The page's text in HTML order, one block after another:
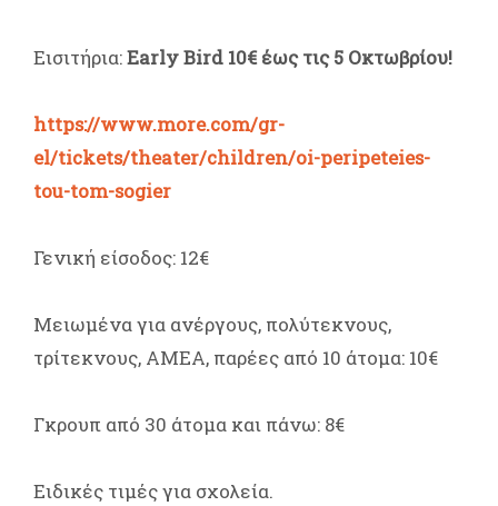
Εισιτήρια:Early Bird 10€ έως τις 5 Οκτωβρίου!
https://www.more.com/gr-
el/tickets/theater/children/oi-peripeteies-
tou-tom-sogier
Γενική είσοδος: 12€
Μειωμένα για ανέργους, πολύτεκνους,
τρίτεκνους, ΑΜΕΑ, παρέες από 10 άτομα: 10€
Γκρουπ από 30 άτομα και πάνω: 8€
Ειδικές τιμές για σχολεία.